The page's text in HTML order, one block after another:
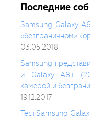
Последние
Samsung Galaxy
«безграничном»
03.05.2018
Samsung
и Galaxy A8+
камерой и
19.12.2017
Тест Samsung